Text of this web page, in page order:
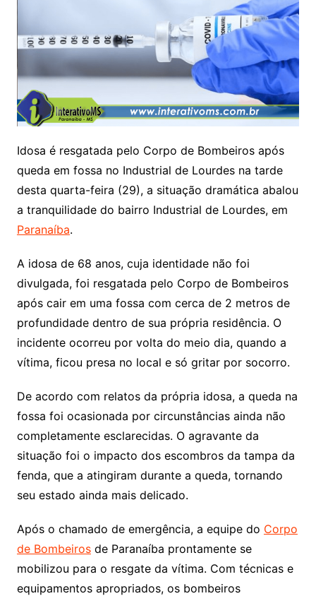
Idosa é resgatada pelo Corpo de Bombeiros após
queda em fossa no Industrial de Lourdes na tarde
desta quarta-feira (29), a situação dramática abalou
a tranquilidade do bairro Industrial de Lourdes, em
Paranaíba.
A idosa de 68 anos, cuja identidade não foi
divulgada, foi resgatada pelo Corpo de Bombeiros
após cair em uma fossa com cerca de 2 metros de
profundidade dentro de sua própria residência. O
incidente ocorreu por volta do meio dia, quando a
vítima, ficou presa no local e só gritar por socorro.
De acordo com relatos da própria idosa, a queda na
fossa foi ocasionada por circunstâncias ainda não
completamente esclarecidas. O agravante da
situação foi o impacto dos escombros da tampa da
fenda, que a atingiram durante a queda, tornando
seu estado ainda mais delicado.
Após o chamado de emergência, a equipe do Corpo
de Bombeirosde Paranaíba prontamente se
mobilizou para o resgate da vítima. Com técnicas e
equipamentos apropriados, os bombeiros